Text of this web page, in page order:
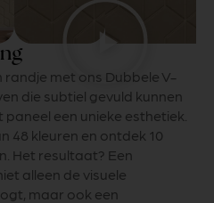
met ons Dubbele V-
die subtiel gevuld kunnen
een unieke esthetiek.
48 kleuren en ontdek 10
Het resultaat? Een
alleen de visuele
maar ook een